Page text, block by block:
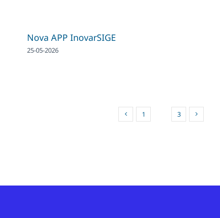
Nova APP InovarSIGE
25-05-2026
1 3